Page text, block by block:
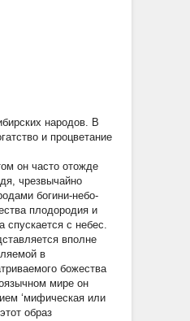
народов. В
и процветание
он часто отожде
чрезвычайно
богини-небо-
плодородия и
спускается с небес.
вполне
в
божества
мире он
‘мифическая или
образ